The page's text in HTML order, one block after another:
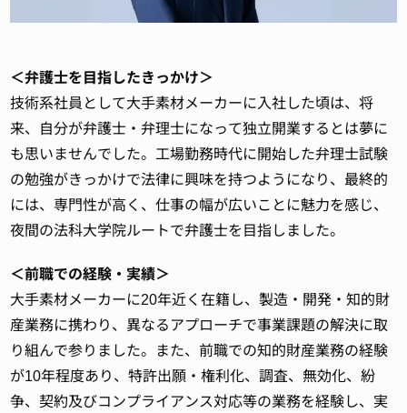
＜弁護士を目指したきっかけ＞
技術系社員として大手素材メーカーに入社した頃は、将
来、自分が弁護士・弁理士になって独立開業するとは夢に
も思いませんでした。工場勤務時代に開始した弁理士試験
の勉強がきっかけで法律に興味を持つようになり、最終的
には、専門性が高く、仕事の幅が広いことに魅力を感じ、
夜間の法科大学院ルートで弁護士を目指しました。
＜前職での経験・実績＞
大手素材メーカーに20年近く在籍し、製造・開発・知的財
産業務に携わり、異なるアプローチで事業課題の解決に取
り組んで参りました。また、前職での知的財産業務の経験
が10年程度あり、特許出願・権利化、調査、無効化、紛
争、契約及びコンプライアンス対応等の業務を経験し、実